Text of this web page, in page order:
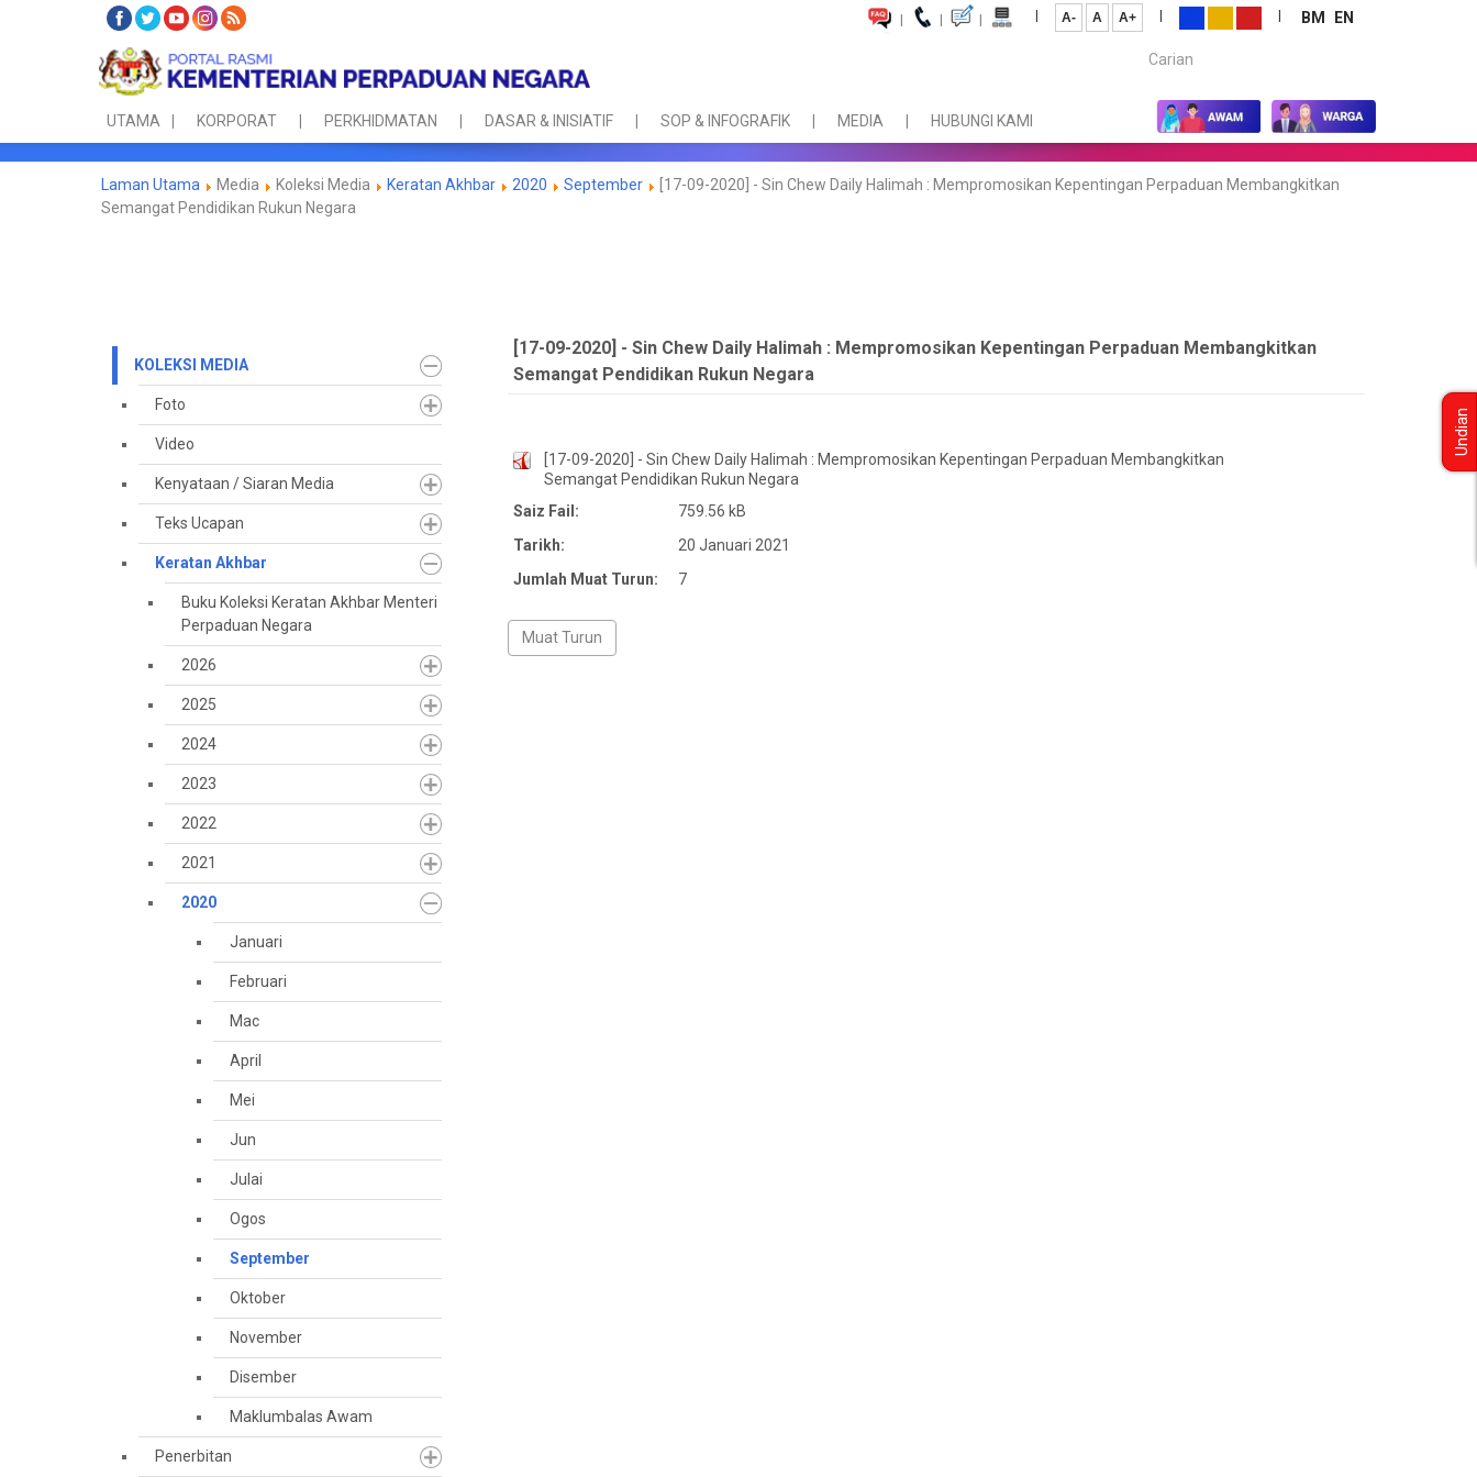
| | | | A- A A+ | | BM
EN
Carian...
UTAMA KORPORAT PERKHIDMATAN DASAR & INISIATIF SOP & INFOGRAFIK MEDIA HUBUNGI KAMI
Laman Utama Media Koleksi Media Keratan Akhbar 2020 September
[17-09-2020] - Sin Chew Daily Halimah : Mempromosikan Kepentingan Perpaduan Membangkitkan
Semangat Pendidikan Rukun Negara
KOLEKSI MEDIA
Foto
Video
Kenyataan / Siaran Media
Teks Ucapan
Keratan Akhbar
Buku Koleksi Keratan Akhbar Menteri
Perpaduan Negara
2026
2025
2024
2023
2022
2021
2020
Januari
Februari
Mac
April
Mei
Jun
Julai
Ogos
September
Oktober
November
Disember
Maklumbalas Awam
Penerbitan
[17-09-2020] - Sin Chew Daily Halimah : Mempromosikan Kepentingan Perpaduan Membangkitkan
Semangat Pendidikan Rukun Negara
[17-09-2020] - Sin Chew Daily Halimah : Mempromosikan Kepentingan Perpaduan Membangkitkan
Semangat Pendidikan Rukun Negara
Saiz Fail:
759.56 kB
Tarikh:
20 Januari 2021
Jumlah Muat Turun:
7
Undian